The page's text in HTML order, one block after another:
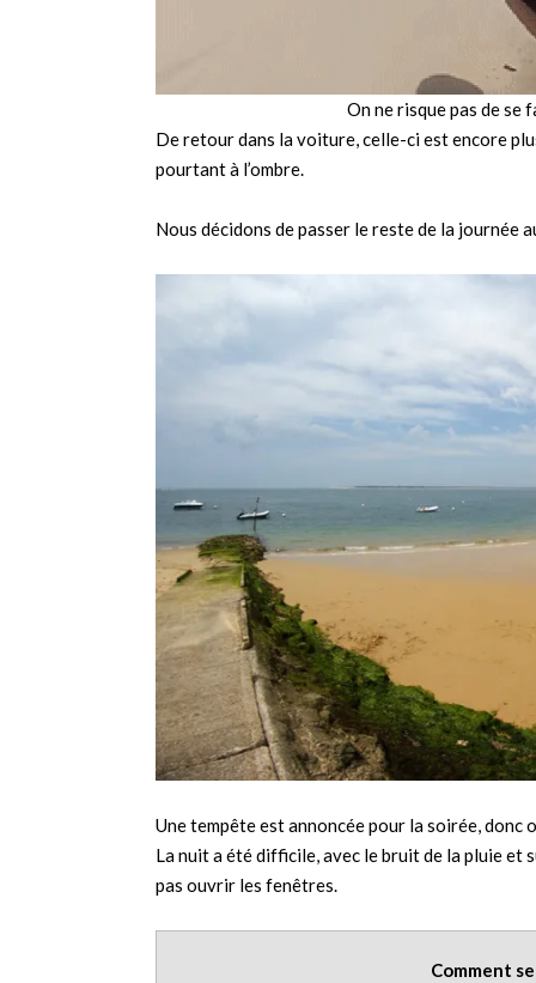
On ne risque pas de se
De retour dans la voiture, celle-ci est encore
pourtant à l’ombre.
Nous décidons de passer le reste de la journée
Une tempête est annoncée pour la soirée,
La nuit a été difficile, avec le bruit de la pluie et
pas ouvrir les fenêtres.
Comment